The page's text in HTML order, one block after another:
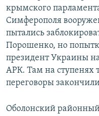
крымского
Симферополя
пытались
Порошенко, но
президент Украины
АРК. Там на ступенях
переговоры
Оболонский